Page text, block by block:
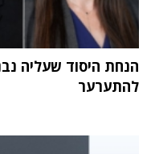
הנחת היסוד שעליה
להתערער